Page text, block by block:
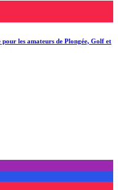
les amateurs de Plongée, Golf et